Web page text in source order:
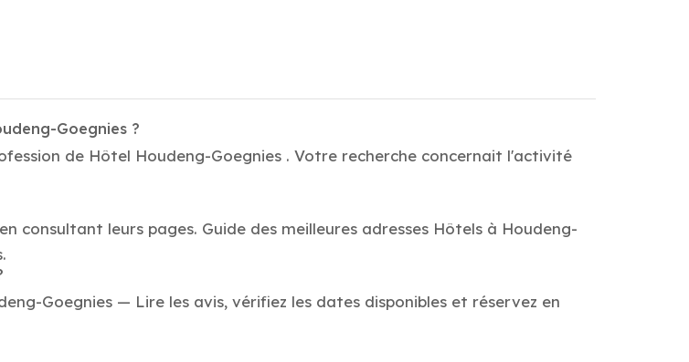
Goegnies ?
de Hôtel Houdeng-Goegnies . Votre recherche concernait l'activité
consultant leurs pages. Guide des meilleures adresses Hôtels à Houdeng-
Goegnies — Lire les avis, vérifiez les dates disponibles et réservez en